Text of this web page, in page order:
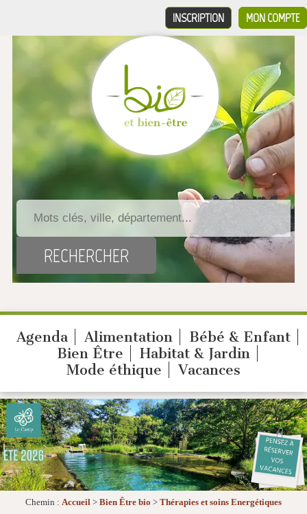
MON COMPTE
INSCRIPTION
Agenda Alimentation
Bébé & Enfant
Bien Être
Habitat & Jardin
Mode éthique
Vacances
Chemin : Accueil > Bien Être bio > Thérapies et soins Energétiques